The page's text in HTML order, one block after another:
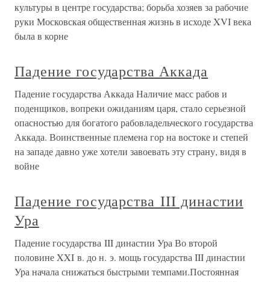
культуры в центре государства; борьба хозяев за рабочие
руки Московская общественная жизнь в исходе XVI века
была в корне
Падение государства Аккада
Падение государства Аккада Наличие масс рабов и
поденщиков, вопреки ожиданиям царя, стало серьезной
опасностью для богатого рабовладельческого государства
Аккада. Воинственные племена гор на востоке и степей
на западе давно уже хотели завоевать эту страну, видя в
войне
Падение государства III династии
Ура
Падение государства III династии Ура Во второй
половине XXI в. до н. э. мощь государства III династии
Ура начала снижаться быстрыми темпами.Постоянная